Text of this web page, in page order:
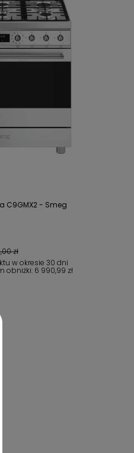
C9GMX2 - Smeg
zł
w okresie 30 dni
obniżki: 6 990,99 zł